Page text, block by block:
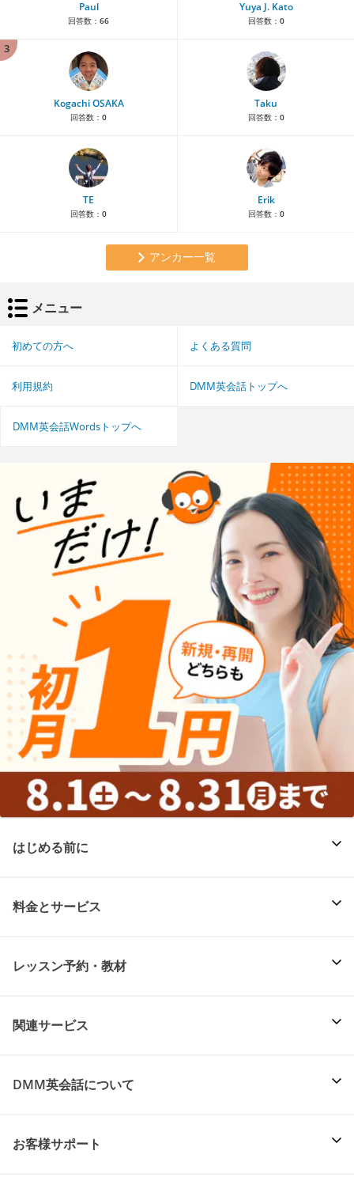
Paul
回答数： 66
Yuya J. Kato
回答数： 0
3
Kogachi OSAKA
回答数： 0
Taku
回答数： 0
TE
回答数： 0
Erik
回答数： 0
アンカー一覧
メニュー
初めての方へ よくある質問
利用規約 DMM英会話トップへ
DMM英会話Wordsトップへ
はじめる前に
料金とサービス
レッスン予約・教材
関連サービス
DMM英会話について
お客様サポート